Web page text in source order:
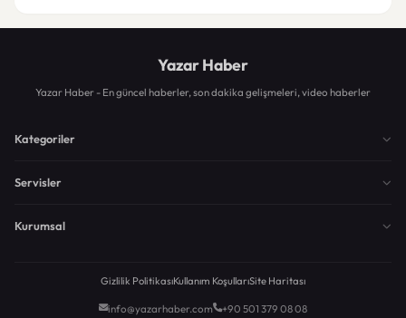
Yazar Haber
Yazar Haber - En güncel haberler, son dakika gelişmeleri, video haberler
Kategoriler
Servisler
Kurumsal
Gizlilik PolitikasıKullanım KoşullarıSite Haritası
info@yazarhaber.com +90 501 379 08 08